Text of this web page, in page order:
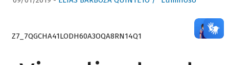
Z7_7QGCHA41LODH60A3OQA8RN14Q1